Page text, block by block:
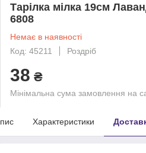
Тарілка мілка 19см
6808
Немає в наявності
Код: 45211
Роздріб
38 ₴
Мінімальна сума замовлення на
Характеристики